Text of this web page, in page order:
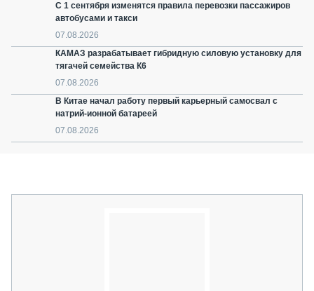
С 1 сентября изменятся правила перевозки пассажиров
автобусами и такси
07.08.2026
КАМАЗ разрабатывает гибридную силовую установку для
тягачей семейства К6
07.08.2026
В Китае начал работу первый карьерный самосвал с
натрий-ионной батареей
07.08.2026